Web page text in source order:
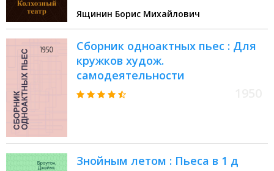
Ящинин Борис Михайлович
Сборник одноактных пьес : Для
кружков худож.
самодеятельности
Знойным летом : Пьеса в 1 д